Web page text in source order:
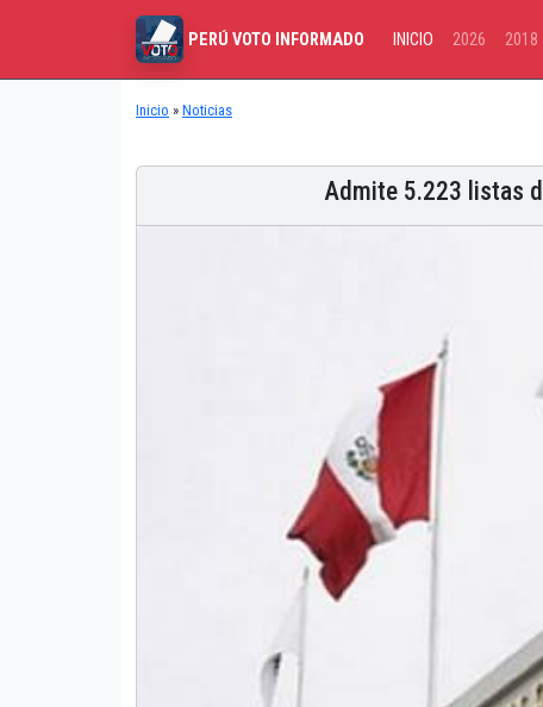
PERÚ VOTO INFORMADO INICIO 2026 2018
Inicio » Noticias
Admite 5.223 listas